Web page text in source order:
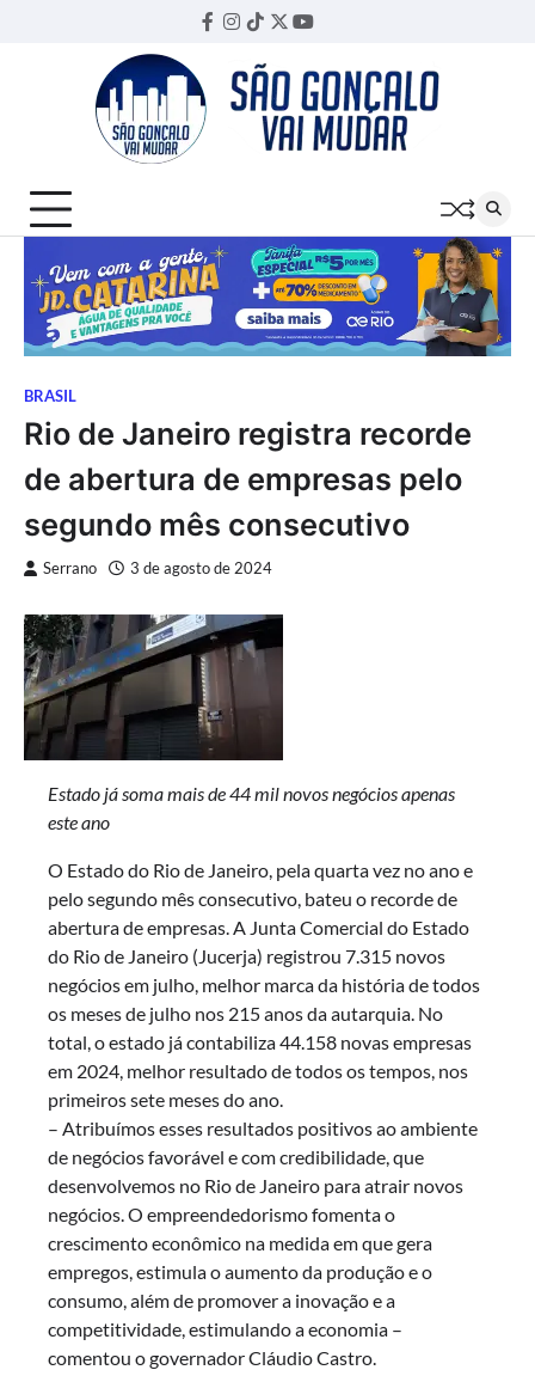
Facebook
Instagram
TikTok
TwitterYouTube
BRASIL
Rio de Janeiro registra recorde
de abertura de empresas pelo
segundo mês consecutivo
Serrano 3 de agosto de 2024
Estado já soma mais de 44 mil novos negócios apenas
este ano
O Estado do Rio de Janeiro, pela quarta vez no ano e
pelo segundo mês consecutivo, bateu o recorde de
abertura de empresas. A Junta Comercial do Estado
do Rio de Janeiro (Jucerja) registrou 7.315 novos
negócios em julho, melhor marca da história de todos
os meses de julho nos 215 anos da autarquia. No
total, o estado já contabiliza 44.158 novas empresas
em 2024, melhor resultado de todos os tempos, nos
primeiros sete meses do ano.
– Atribuímos esses resultados positivos ao ambiente
de negócios favorável e com credibilidade, que
desenvolvemos no Rio de Janeiro para atrair novos
negócios. O empreendedorismo fomenta o
crescimento econômico na medida em que gera
empregos, estimula o aumento da produção e o
consumo, além de promover a inovação e a
competitividade, estimulando a economia –
comentou o governador Cláudio Castro.